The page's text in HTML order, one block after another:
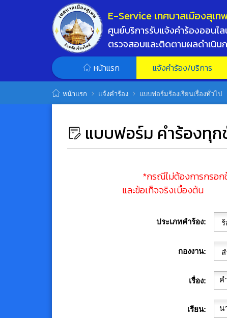
E-Service เทศบาลเมืองสุเท
ศูนย์บริการรับแจ้งคำร้องออนไ
ตรวจสอบและติดตามผลดำเนิน
หน้าแรก แจ้งคำร้อง/บริการ
หน้าแรก แจ้งคำร้อง แบบฟอร์มร้องเรียนเรื่องทั่วไป
แบบฟอร์ม คำร้องทุก
*กรณีไม่ต้องการกรอกข้อ
และข้อเท็จจริงเบื้องต้น
ประเภทคำร้อง
กองงาน
เรื่อง
เรียน